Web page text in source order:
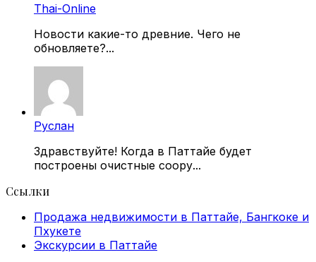
Thai-Online
Новости какие-то древние. Чего не
обновляете?...
Руслан
Здравствуйте! Когда в Паттайе будет
построены очистные соору...
Ссылки
Продажа недвижимости в Паттайе, Бангкоке и
Пхукете
Экскурсии в Паттайе